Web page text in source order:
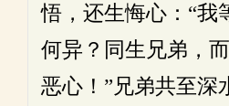
悟，还生悔心：“我
何异？同生兄弟，
恶心！”兄弟共至深